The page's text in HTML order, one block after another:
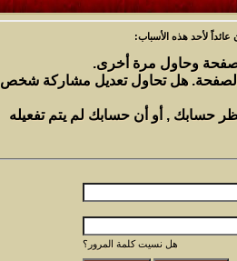
لأحد هذه الأسباب:
وحاول مرة أخرى.
الصفحة. هل تحاول تعديل مشاركة شخص
حسابك , أو أن حسابك لم يتم تفعيله
هل نسيت كلمة المرور؟